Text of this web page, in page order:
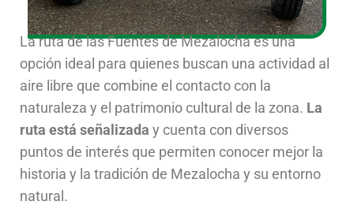
La ruta de las Fuentes de Mezalocha es una
opción ideal para quienes buscan una actividad al
aire libre que combine el contacto con la
naturaleza y el patrimonio cultural de la zona. La
ruta está señalizada y cuenta con diversos
puntos de interés que permiten conocer mejor la
historia y la tradición de Mezalocha y su entorno
natural.